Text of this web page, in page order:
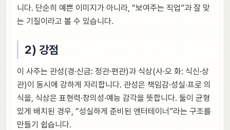
니다. 단순히 예쁜 이미지가 아니라, “보여주는 직업”과 잘 맞
는 기질이라고 볼 수 있습니다.
2) 강점
이 사주는 관성(경·신금: 정관·편관)과 식상(사·오 화: 식신·상
관)이 동시에 강하게 자리합니다. 관성은 책임감·성실·프로 의
식을, 식상은 표현력·창의성·예능 감각을 뜻합니다. 둘이 균형
있게 배치된 경우, “성실하게 준비된 엔터테이너”라는 구조를
만들기 쉽습니다.